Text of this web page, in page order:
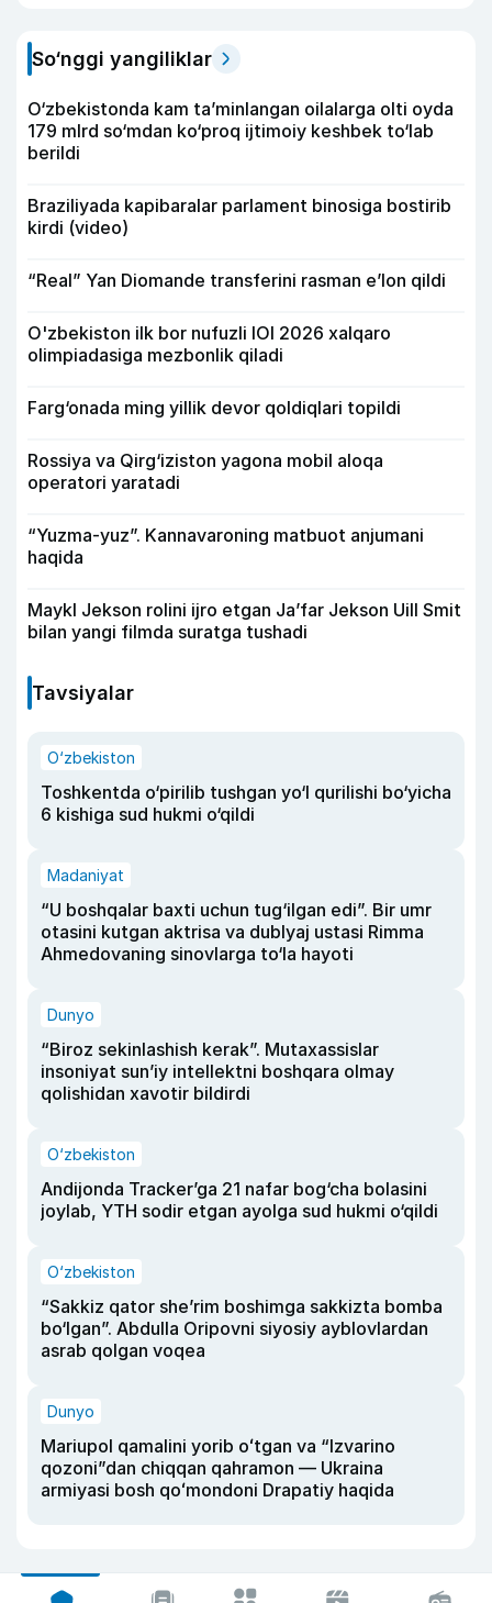
So‘nggi yangiliklar
O‘zbekistonda kam ta’minlangan oilalarga olti oyda
179 mlrd so‘mdan ko‘proq ijtimoiy keshbek to‘lab
berildi
Braziliyada kapibaralar parlament binosiga bostirib
kirdi (video)
“Real” Yan Diomande transferini rasman e’lon qildi
O'zbekiston ilk bor nufuzli IOI 2026 xalqaro
olimpiadasiga mezbonlik qiladi
Farg‘onada ming yillik devor qoldiqlari topildi
Rossiya va Qirg‘iziston yagona mobil aloqa
operatori yaratadi
“Yuzma-yuz”. Kannavaroning matbuot anjumani
haqida
Maykl Jekson rolini ijro etgan Ja’far Jekson Uill Smit
bilan yangi filmda suratga tushadi
Tavsiyalar
O‘zbekiston
Toshkentda o‘pirilib tushgan yo‘l qurilishi bo‘yicha
6 kishiga sud hukmi o‘qildi
Madaniyat
“U boshqalar baxti uchun tug‘ilgan edi”. Bir umr
otasini kutgan aktrisa va dublyaj ustasi Rimma
Ahmedovaning sinovlarga to‘la hayoti
Dunyo
“Biroz sekinlashish kerak”. Mutaxassislar
insoniyat sun’iy intellektni boshqara olmay
qolishidan xavotir bildirdi
O‘zbekiston
Andijonda Tracker’ga 21 nafar bog‘cha bolasini
joylab, YTH sodir etgan ayolga sud hukmi o‘qildi
O‘zbekiston
“Sakkiz qator she’rim boshimga sakkizta bomba
bo‘lgan”. Abdulla Oripovni siyosiy ayblovlardan
asrab qolgan voqea
Dunyo
Mariupol qamalini yorib oʻtgan va “Izvarino
qozoni”dan chiqqan qahramon — Ukraina
armiyasi bosh qoʻmondoni Drapatiy haqida